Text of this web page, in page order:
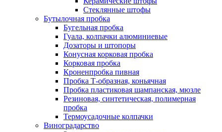
Стеклянные штофы
Бутылочная пробка
Бугельная пробка
Гуала, колпачки алюминиевые
Дозаторы и штопоры
Конусная корковая пробка
Корковая пробка
Кроненпробка пивная
Пробка Т-образная, коньячная
Пробка пластиковая шампанская, мюзле
Резиновая, синтетическая, полимерная
пробка
Термоусадочные колпачки
Виноградарство